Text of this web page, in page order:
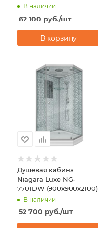
В наличии
62 100 руб./шт
В корзину
Душевая кабина
Niagara Luxe NG-
7701DW (900x900х2100)
В наличии
52 700 руб./шт